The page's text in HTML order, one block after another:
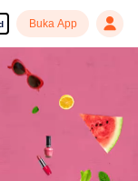
Buka App